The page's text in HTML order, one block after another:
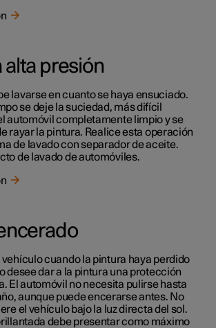
alta presión
lavarse en cuanto se haya ensuciado.
se deje la suciedad, más difícil
automóvil completamente limpio y se
rayar la pintura. Realice esta operación
de lavado con separador de aceite.
de lavado de automóviles.
vehículo cuando la pintura haya perdido
desee dar a la pintura una protección
El automóvil no necesita pulirse hasta
aunque puede encerarse antes. No
el vehículo bajo la luz directa del sol.
debe presentar como máximo